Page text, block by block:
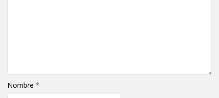
Nombre *